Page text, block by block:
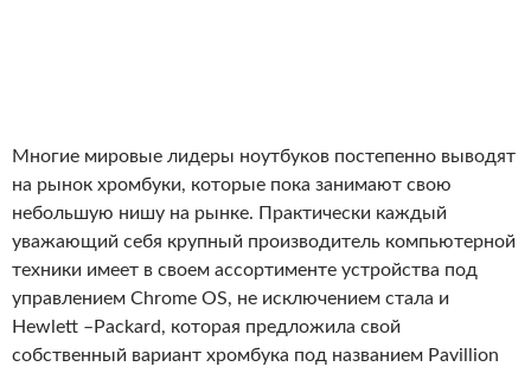
Многие мировые лидеры ноутбуков постепенно выводят
на рынок хромбуки, которые пока занимают свою
небольшую нишу на рынке. Практически каждый
уважающий себя крупный производитель компьютерной
техники имеет в своем ассортименте устройства под
управлением Chrome OS, не исключением стала и
Hewlett –Packard, которая предложила свой
собственный вариант хромбука под названием Pavillion